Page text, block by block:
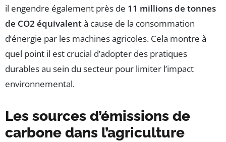
il engendre également près de 11 millions de tonnes
de CO2 équivalentà cause de la consommation
d’énergie par les machines agricoles. Cela montre à
quel point il est crucial d’adopter des pratiques
durables au sein du secteur pour limiter l’impact
environnemental.
Les sources d’émissions de
carbone dans l’agriculture